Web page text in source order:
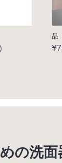
品
の洗面